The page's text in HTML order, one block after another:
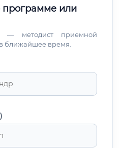
программе или
— методист приемной
ближайшее время.